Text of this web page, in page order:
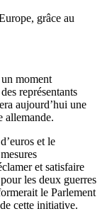
grâce au
moment
représentants
aujourd’hui une
allemande.
et le
et satisfaire
les deux guerres
le Parlement
cette initiative.